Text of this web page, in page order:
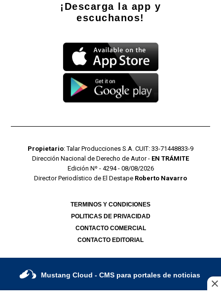
¡Descarga la app y
escuchanos!
Propietario: Talar Producciones S.A. CUIT: 33-71448833-9
Dirección Nacional de Derecho de Autor - EN TRÁMITE
Edición Nº - 4294 - 08/08/2026
Director Periodístico de El Destape Roberto Navarro
TERMINOS Y CONDICIONES
POLITICAS DE PRIVACIDAD
CONTACTO COMERCIAL
CONTACTO EDITORIAL
Mustang Cloud - CMS para portales de noticias